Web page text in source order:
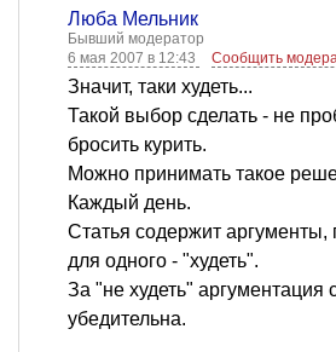
Люба Мельник
Бывший модератор
6 мая 2007 в 12:43
Сообщить
Значит, таки худеть...
Такой выбор сделать - не
бросить курить.
Можно принимать такое
Каждый день.
Статья содержит
для одного - "худеть".
За "не худеть" аргументация
убедительна.